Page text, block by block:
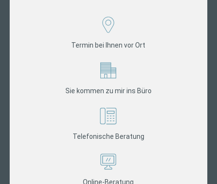
Termin bei Ihnen vor Ort
Sie kommen zu mir ins Büro
Telefonische Beratung
Online-Beratung